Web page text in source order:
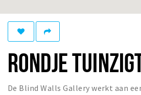
Bezienswaardigheden
Musea, theaters & podia
Uitjes & activiteiten
Toeristische routes
Natuurgebieden
RONDJE
De Blind Walls Gallery werkt aan